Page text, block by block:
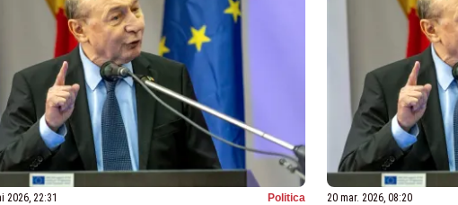
2026, 22:31 Politica 20 mar. 2026, 08:20